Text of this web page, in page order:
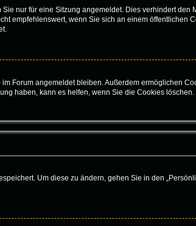
nur für eine Sitzung angemeldet. Dies verhindert
empfehlenswert, wenn Sie sich an einem öffentlichen
Forum angemeldet bleiben. Außerdem ermöglichen
haben, kann es helfen, wenn Sie die Cookies löschen.
Um diese zu ändern, gehen Sie in den